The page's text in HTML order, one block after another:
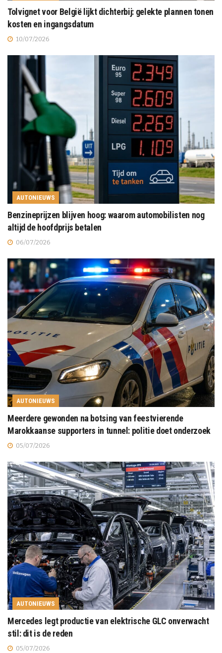
Tolvignet voor België lijkt dichterbij: gelekte plannen tonen
kosten en ingangsdatum
10/07/2026
AUTONIEUWS
Benzineprijzen blijven hoog: waarom automobilisten nog
altijd de hoofdprijs betalen
06/07/2026
AUTONIEUWS
Meerdere gewonden na botsing van feestvierende
Marokkaanse supporters in tunnel: politie doet onderzoek
05/07/2026
AUTONIEUWS
Mercedes legt productie van elektrische GLC onverwacht
stil: dit is de reden
05/07/2026